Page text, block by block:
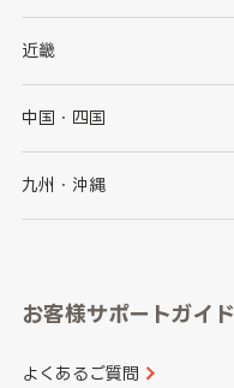
秋田県
群馬県
千葉県
新潟県
石川県
山梨県
愛知県
近畿
大阪府
京都府
和歌山県
中国・四国
鳥取県
山口県
香川県
九州・沖縄
長崎県
大分県
お客様サポートガイド
よくあるご質問